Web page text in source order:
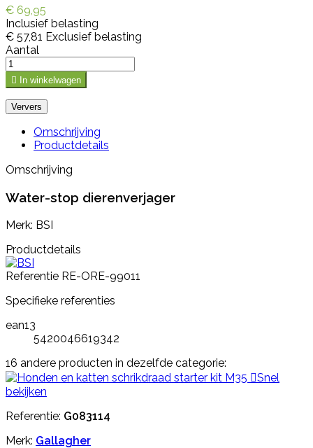
€ 69,95
Inclusief belasting
€ 57,81 Exclusief belasting
Aantal
 In winkelwagen
Omschrijving
Productdetails
Omschrijving
Water-stop dierenverjager
Merk: BSI
Productdetails
Referentie RE-ORE-99011
Specifieke referenties
ean13
5420046619342
16 andere producten in dezelfde categorie:
Snel
bekijken
Referentie: G083114
Merk: Gallagher